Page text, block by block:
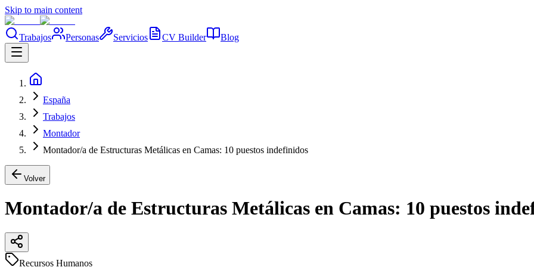
Skip to main content
Trabajos Personas Servicios CV Builder Blog
España
Trabajos
Montador
Montador/a de Estructuras Metálicas en Camas: 10 puestos indefinidos
Volver
Montador/a de Estructuras Metálicas en Camas: 10 puestos
Recursos Humanos